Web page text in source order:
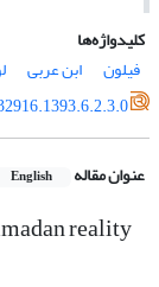
کلیدواژه‌ها
فیلون
ابن عربی
عنوان مقاله English
reality